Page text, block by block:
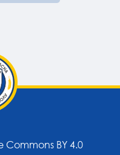
Commons BY 4.0